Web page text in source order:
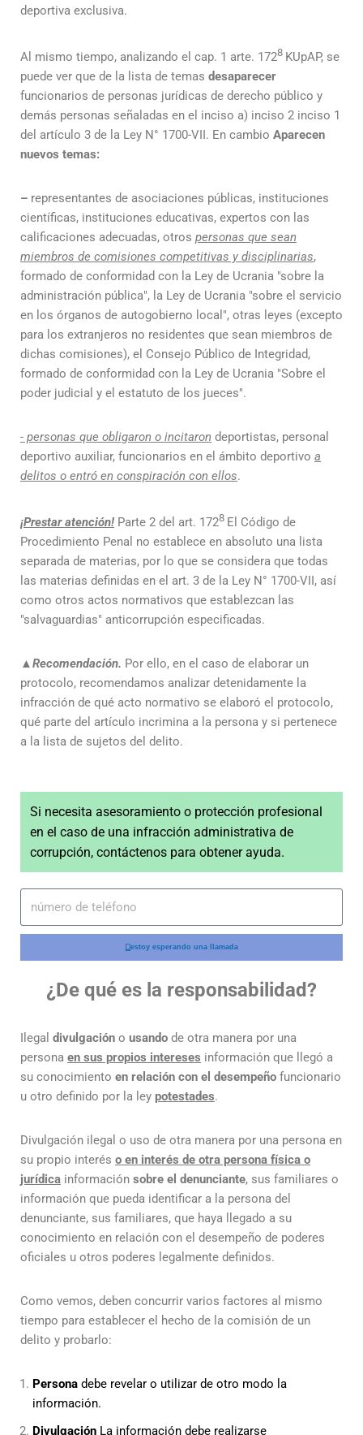
deportiva exclusiva.
Al mismo tiempo, analizando el cap. 1 arte. 1728 KUpAP, se
puede ver que de la lista de temas desaparecer
funcionarios de personas jurídicas de derecho público y
demás personas señaladas en el inciso a) inciso 2 inciso 1
del artículo 3 de la Ley N° 1700-VII. En cambio Aparecen
nuevos temas:
– representantes de asociaciones públicas, instituciones
científicas, instituciones educativas, expertos con las
calificaciones adecuadas, otros personas que sean
miembros de comisiones competitivas y disciplinarias,
formado de conformidad con la Ley de Ucrania "sobre la
administración pública", la Ley de Ucrania "sobre el servicio
en los órganos de autogobierno local", otras leyes (excepto
para los extranjeros no residentes que sean miembros de
dichas comisiones), el Consejo Público de Integridad,
formado de conformidad con la Ley de Ucrania "Sobre el
poder judicial y el estatuto de los jueces".
- personas que obligaron o incitaron deportistas, personal
deportivo auxiliar, funcionarios en el ámbito deportivo a
delitos o entró en conspiración con ellos.
¡Prestar atención! Parte 2 del art. 1728 El Código de
Procedimiento Penal no establece en absoluto una lista
separada de materias, por lo que se considera que todas
las materias definidas en el art. 3 de la Ley N° 1700-VII, así
como otros actos normativos que establezcan las
"salvaguardias" anticorrupción especificadas.
▲Recomendación. Por ello, en el caso de elaborar un
protocolo, recomendamos analizar detenidamente la
infracción de qué acto normativo se elaboró el protocolo,
qué parte del artículo incrimina a la persona y si pertenece
a la lista de sujetos del delito.
Si necesita asesoramiento o protección profesional
en el caso de una infracción administrativa de
corrupción, contáctenos para obtener ayuda.
estoy esperando una llamada
¿De qué es la responsabilidad?
Ilegal divulgación o usando de otra manera por una
persona en sus propios intereses información que llegó a
su conocimiento en relación con el desempeño funcionario
u otro definido por la ley potestades.
Divulgación ilegal o uso de otra manera por una persona en
su propio interés o en interés de otra persona física o
jurídica información sobre el denunciante, sus familiares o
información que pueda identificar a la persona del
denunciante, sus familiares, que haya llegado a su
conocimiento en relación con el desempeño de poderes
oficiales u otros poderes legalmente definidos.
Como vemos, deben concurrir varios factores al mismo
tiempo para establecer el hecho de la comisión de un
delito y probarlo:
Persona debe revelar o utilizar de otro modo la
información.
Divulgación La información debe realizarse